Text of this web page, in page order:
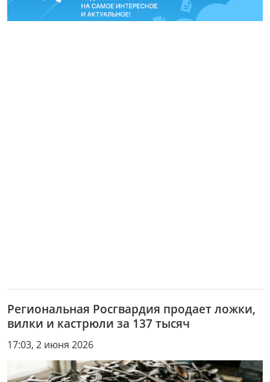
Региональная Росгвардия продает ложки,
вилки и кастрюли за 137 тысяч
17:03, 2 июня 2026